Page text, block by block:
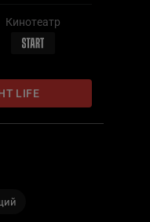
Кинотеатр
LIFE